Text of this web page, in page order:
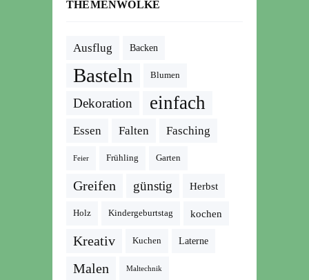
THEMENWOLKE
Ausflug Backen
Basteln Blumen
Dekoration einfach
Essen Falten Fasching
Feier Frühling Garten
Greifen günstig Herbst
Holz Kindergeburtstag kochen
Kreativ Kuchen Laterne
Malen Maltechnik